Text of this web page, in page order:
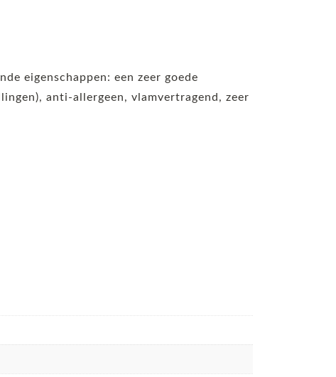
eigenschappen: een zeer goede
anti-allergeen, vlamvertragend, zeer